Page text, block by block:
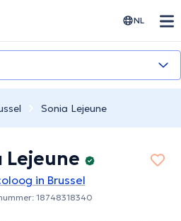
NL
Sonia Lejeune
Lejeune
in Brussel
18748318340